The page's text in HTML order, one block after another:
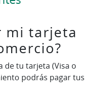
mi tarjeta
de tu tarjeta (Visa o
podrás pagar tus